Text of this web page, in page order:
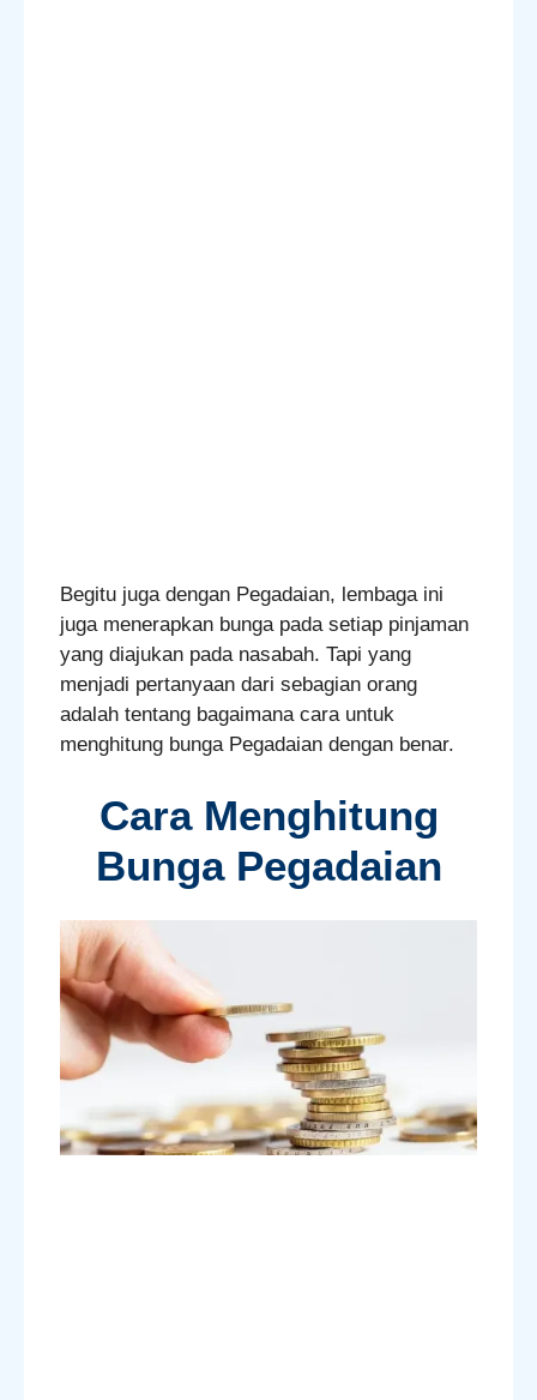
Begitu juga dengan Pegadaian, lembaga ini
juga menerapkan bunga pada setiap pinjaman
yang diajukan pada nasabah. Tapi yang
menjadi pertanyaan dari sebagian orang
adalah tentang bagaimana cara untuk
menghitung bunga Pegadaian dengan benar.
Cara Menghitung
Bunga Pegadaian